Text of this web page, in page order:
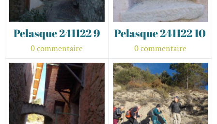
Pelasque 241122 9
0 commentaire
Pelasque 241122 10
0 commentaire